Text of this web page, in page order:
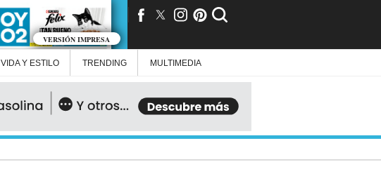
VERSIÓN IMPRESA
VIDA Y ESTILO TRENDING MULTIMEDIA